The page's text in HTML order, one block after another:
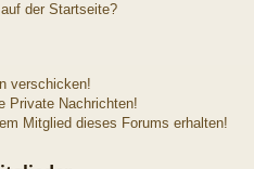
der Startseite?
verschicken!
Private Nachrichten!
Mitglied dieses Forums erhalten!